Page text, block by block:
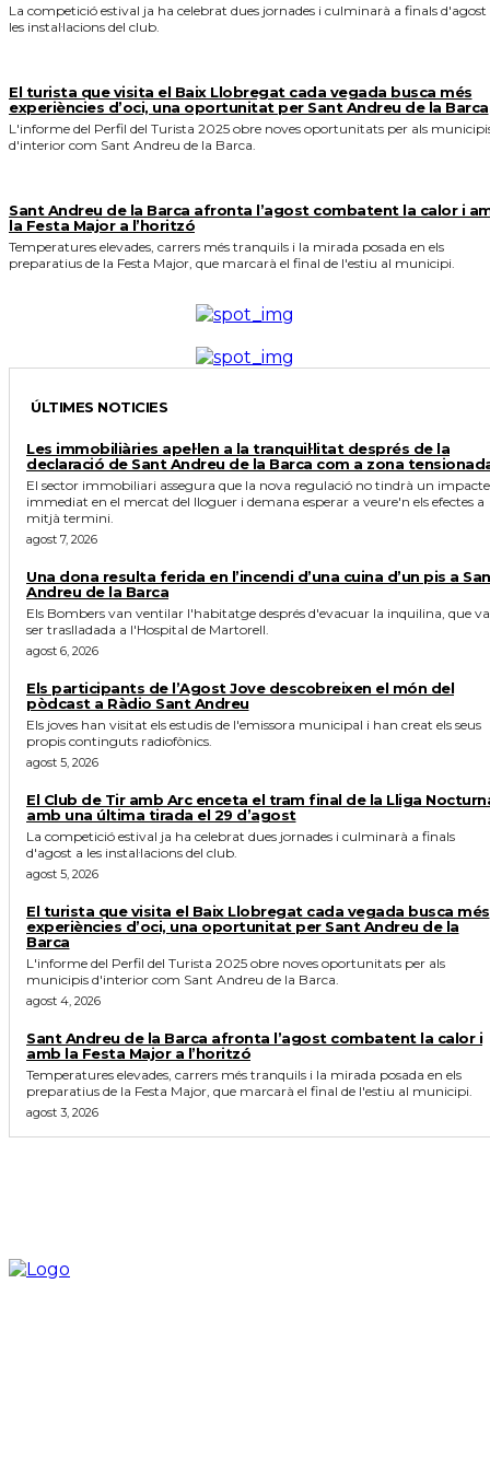
La competició estival ja ha celebrat dues jornades i culminarà a finals d'agost
les instal·lacions del club.
El turista que visita el Baix Llobregat cada vegada busca més
experiències d’oci, una oportunitat per Sant Andreu de la Barca
L'informe del Perfil del Turista 2025 obre noves oportunitats per als
d'interior com Sant Andreu de la Barca.
Sant Andreu de la Barca afronta l’agost combatent la calor i
la Festa Major a l’horitzó
Temperatures elevades, carrers més tranquils i la mirada posada en els
preparatius de la Festa Major, que marcarà el final de l'estiu al municipi.
ÚLTIMES NOTICIES
Les immobiliàries apel·len a la tranquil·litat després de la
declaració de Sant Andreu de la Barca com a zona
El sector immobiliari assegura que la nova regulació no tindrà un impacte
immediat en el mercat del lloguer i demana esperar a veure'n els efectes a
mitjà termini.
agost 7, 2026
Una dona resulta ferida en l’incendi d’una cuina d’un pis a
Andreu de la Barca
Els Bombers van ventilar l'habitatge després d'evacuar la inquilina, que va
ser traslladada a l'Hospital de Martorell.
agost 6, 2026
Els participants de l’Agost Jove descobreixen el món del
pòdcast a Ràdio Sant Andreu
Els joves han visitat els estudis de l'emissora municipal i han creat els seus
propis continguts radiofònics.
agost 5, 2026
El Club de Tir amb Arc enceta el tram final de la Lliga
amb una última tirada el 29 d’agost
La competició estival ja ha celebrat dues jornades i culminarà a finals
d'agost a les instal·lacions del club.
agost 5, 2026
El turista que visita el Baix Llobregat cada vegada busca més
experiències d’oci, una oportunitat per Sant Andreu de la
Barca
L'informe del Perfil del Turista 2025 obre noves oportunitats per als
municipis d'interior com Sant Andreu de la Barca.
agost 4, 2026
Sant Andreu de la Barca afronta l’agost combatent la calor i
amb la Festa Major a l’horitzó
Temperatures elevades, carrers més tranquils i la mirada posada en els
preparatius de la Festa Major, que marcarà el final de l'estiu al municipi.
agost 3, 2026